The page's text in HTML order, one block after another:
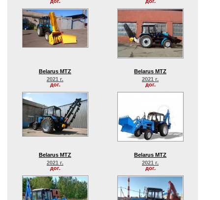
Belarus MTZ
2021 г.
дог.
Belarus MTZ
2021 г.
дог.
Belarus MTZ
2021 г.
дог.
Belarus MTZ
2021 г.
дог.